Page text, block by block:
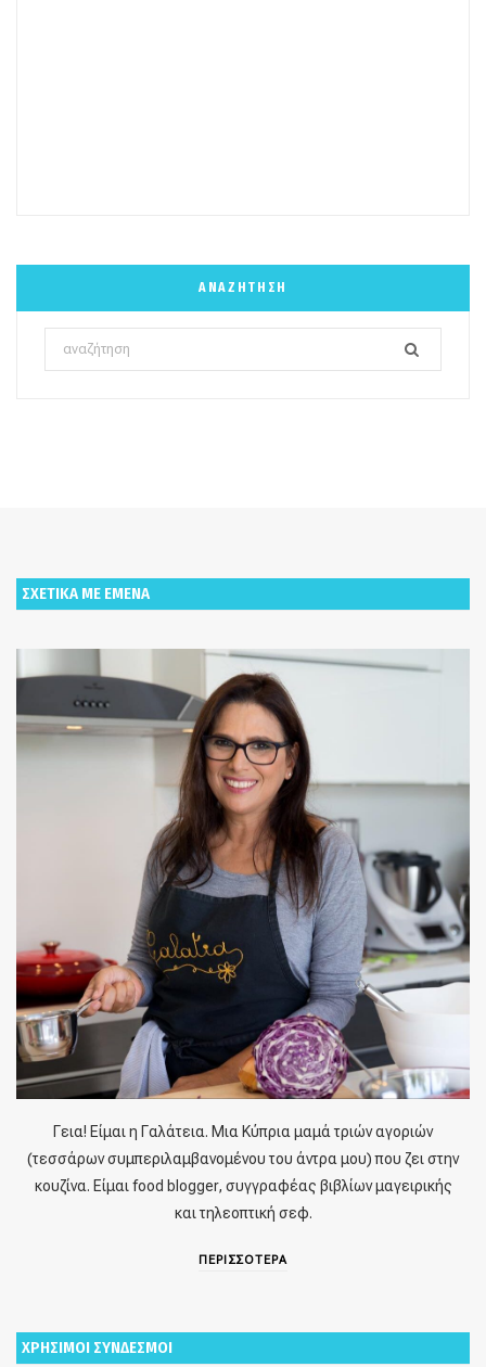
ΑΝΑΖΉΤΗΣΗ
Search
for:
ΣΧΕΤΙΚΑ ΜΕ ΕΜΕΝΑ
Γεια! Είμαι η Γαλάτεια. Μια Κύπρια μαμά τριών αγοριών
(τεσσάρων συμπεριλαμβανομένου του άντρα μου) που ζει στην
κουζίνα. Είμαι food blogger, συγγραφέας βιβλίων μαγειρικής
και τηλεοπτική σεφ.
ΠΕΡΙΣΣΟΤΕΡΑ
ΧΡΗΣΙΜΟΙ ΣΥΝΔΕΣΜΟΙ